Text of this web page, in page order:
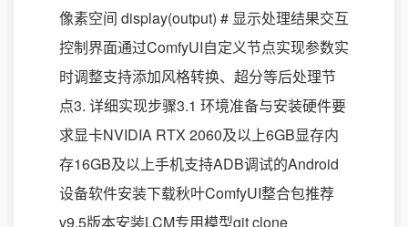
像素空间 display(output) # 显示处理结果交互
控制界面通过ComfyUI自定义节点实现参数实
时调整支持添加风格转换、超分等后处理节
点3. 详细实现步骤3.1 环境准备与安装硬件要
求显卡NVIDIA RTX 2060及以上6GB显存内
存16GB及以上手机支持ADB调试的Android
设备软件安装下载秋叶ComfyUI整合包推荐
v9.5版本安装LCM专用模型git clone